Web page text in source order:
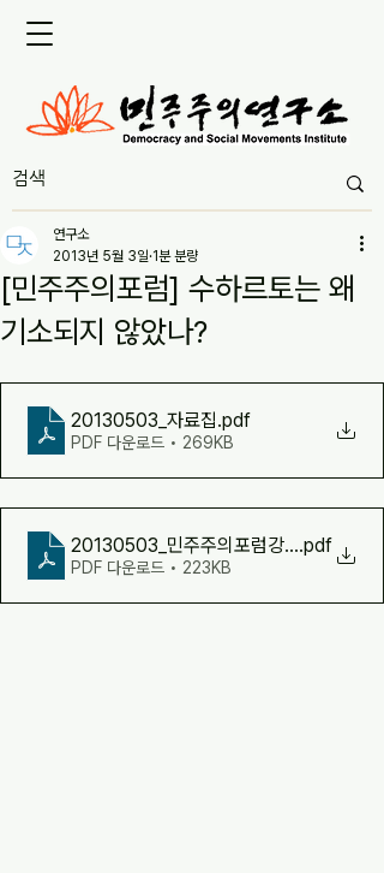
[민주주의포럼] 수하르토는 왜
기소되지 않았나?
연구소
2013년 5월 3일 1분 분량
20130503_자료집.pdf
PDF 다운로드 • 269KB
20130503_민주주의포럼강의록.pdf
PDF 다운로드 • 223KB